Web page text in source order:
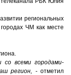
региональных
ЧМ как месте
со всеми городами-
регион, - отметил